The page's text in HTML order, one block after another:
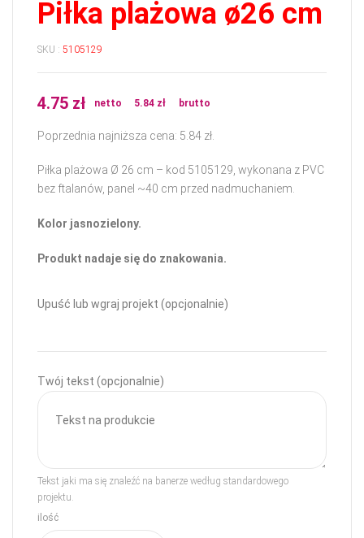
Piłka plażowa ø26 cm
SKU : 5105129
4.75 zł netto 5.84 zł brutto
Poprzednia najniższa cena: 5.84 zł
Piłka plażowa Ø 26 cm – kod 5105129, wykonana z PVC
bez ftalanów, panel ~40 cm przed nadmuchaniem.
Kolor jasnozielony.
Produkt nadaje się do znakowania.
Upuść lub wgraj projekt (opcjonalnie)
Twój tekst (opcjonalnie)
Tekst jaki ma się znaleźć na banerze według standardowego
projektu.
ilość